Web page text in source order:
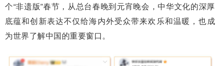
个“非遗版”春节，从总台春晚到元宵晚会，中华文化的深厚
底蕴和创新表达不仅给海内外受众带来欢乐和温暖，也成
为世界了解中国的重要窗口。